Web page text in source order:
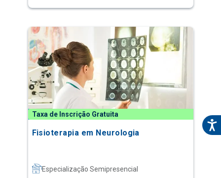
Taxa de Inscrição Gratuita
Fisioterapia em Neurologia
Especialização Semipresencial